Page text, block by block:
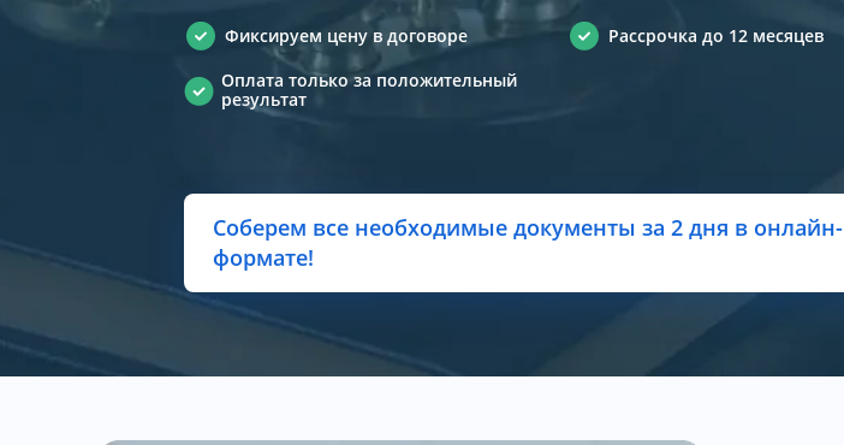
Фиксируем цену в договоре
Рассрочка до 12 месяцев
Оплата только за положительный
результат
Соберем все необходимые документы за 2 дня в онлайн-
формате!